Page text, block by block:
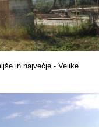
in največje - Velike